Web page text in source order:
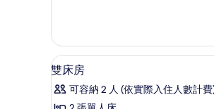
的
所
有
相
三
人
房,
吸
煙
顯
示
雙
客房
5
雙床房
可容納 2 人 (依實際入住人數計